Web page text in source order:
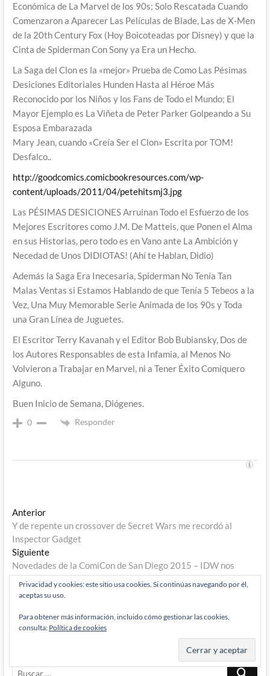
Económica de La Marvel de los 90s; Solo Rescatada Cuando
Comenzaron a Aparecer Las Películas de Blade, Las de X-Men
de la 20th Century Fox (Hoy Boicoteadas por Disney) y que la
Cinta de Spiderman Con Sony ya Era un Hecho.
La Saga del Clon es la «mejor» Prueba de Como Las Pésimas
Desiciones Editoriales Hunden Hasta al Héroe Más
Reconocido por los Niños y los Fans de Todo el Mundo; El
Mayor Ejemplo es La Viñeta de Peter Parker Golpeando a Su
Esposa Embarazada
Mary Jean, cuando «Creía Ser el Clon» Escrita por TOM!
Desfalco..
http://goodcomics.comicbookresources.com/wp-
content/uploads/2011/04/petehitsmj3.jpg
Las PÉSIMAS DESICIONES Arruinan Todo el Esfuerzo de los
Mejores Escritores como J.M. De Matteis, que Ponen el Alma
en sus Historias, pero todo es en Vano ante La Ambición y
Necedad de Unos DIDIOTAS! (Ahí te Hablan, Didio)
Además la Saga Era Inecesaria, Spiderman No Tenía Tan
Malas Ventas si Estamos Hablando de que Tenía 5 Tebeos a la
Vez, Una Muy Memorable Serie Animada de los 90s y Toda
una Gran Línea de Juguetes.
El Escritor Terry Kavanah y el Editor Bob Bubiansky, Dos de
los Autores Responsables de esta Infamia, al Menos No
Volvieron a Trabajar en Marvel, ni a Tener Éxito Comiquero
Alguno.
Buen Inicio de Semana, Diógenes.
0 Responder
Navegación
de
entradas
AnteriorEntrada
anterior:
Y de repente un crossover de Secret Wars me recordó al
Inspector Gadget
SiguienteEntrada
siguiente:
Novedades de la ComiCon de San Diego 2015 – IDW nos
traerá de vuelta en 2016 a ROM: El Caballero del Espacio y no
me hace ninguna gracia
Buscar
Privacidad y cookies: este sitio usa cookies. Si continúas navegando por él,
aceptas su uso.
Para obtener más información, incluido cómo gestionar las cookies,
consulta: Política de cookies